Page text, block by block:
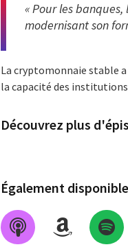
« Pour les
modernisant son
La cryptomonnaie stable
la capacité des
Découvrez plus
Également